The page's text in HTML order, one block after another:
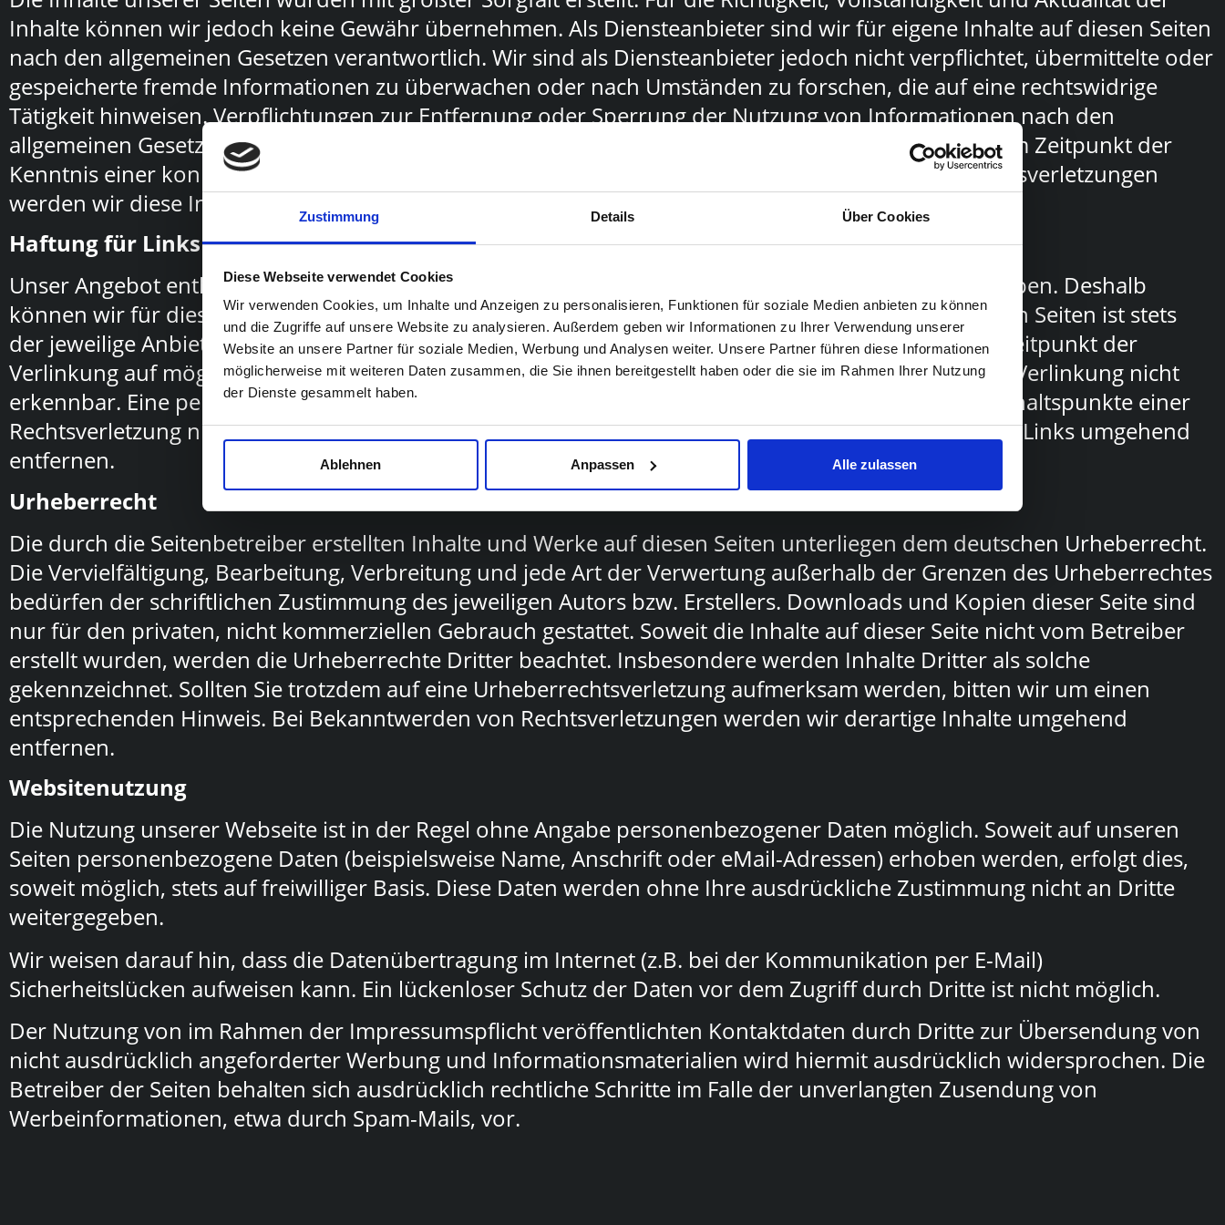
Zustimmung Details Über Cookies
Diese Webseite verwendet Cookies
Wir verwenden Cookies, um Inhalte und Anzeigen zu personalisieren, Funktionen für soziale Medien anbieten zu können
und die Zugriffe auf unsere Website zu analysieren. Außerdem geben wir Informationen zu Ihrer Verwendung unserer
Website an unsere Partner für soziale Medien, Werbung und Analysen weiter. Unsere Partner führen diese Informationen
möglicherweise mit weiteren Daten zusammen, die Sie ihnen bereitgestellt haben oder die sie im Rahmen Ihrer Nutzung
der Dienste gesammelt haben.
Ablehnen Anpassen Alle zulassen
Presswerk
Barrierefreiheit & Untertitelung
Postproduktion
Film Scan, Digitalisierung & Restaurierung
Encoding, Authoring
Grading
Recording
Über uns
Aktuelles Kontakt Karriere
Inhalte können wir jedoch keine Gewähr übernehmen. Als Diensteanbieter sind wir für eigene Inhalte auf diesen Seiten
nach den allgemeinen Gesetzen verantwortlich. Wir sind als Diensteanbieter jedoch nicht verpflichtet, übermittelte oder
gespeicherte fremde Informationen zu überwachen oder nach Umständen zu forschen, die auf eine rechtswidrige
Tätigkeit hinweisen. Verpflichtungen zur Entfernung oder Sperrung der Nutzung von Informationen nach den
allgemeinen Gesetzen bleiben hiervon unberührt. Eine diesbezügliche Haftung ist jedoch erst ab dem Zeitpunkt der
Kenntnis einer konkreten Rechtsverletzung möglich. Bei Bekanntwerden von entsprechenden Rechtsverletzungen
werden wir diese Inhalte umgehend entfernen.
Haftung für Links
Unser Angebot enthält Links zu externen Webseiten Dritter, auf deren Inhalte wir keinen Einfluss haben. Deshalb
können wir für diese fremden Inhalte auch keine Gewähr übernehmen. Für die Inhalte der verlinkten Seiten ist stets
der jeweilige Anbieter oder Betreiber der Seiten verantwortlich. Die verlinkten Seiten wurden zum Zeitpunkt der
Verlinkung auf mögliche Rechtsverstöße überprüft. Rechtswidrige Inhalte waren zum Zeitpunkt der Verlinkung nicht
erkennbar. Eine permanente inhaltliche Kontrolle der verlinkten Seiten ist jedoch ohne konkrete Anhaltspunkte einer
Rechtsverletzung nicht zumutbar. Bei Bekanntwerden von Rechtsverletzungen werden wir derartige Links umgehend
entfernen.
Urheberrecht
Die durch die Seitenbetreiber erstellten Inhalte und Werke auf diesen Seiten unterliegen dem deutschen Urheberrecht.
Die Vervielfältigung, Bearbeitung, Verbreitung und jede Art der Verwertung außerhalb der Grenzen des Urheberrechtes
bedürfen der schriftlichen Zustimmung des jeweiligen Autors bzw. Erstellers. Downloads und Kopien dieser Seite sind
nur für den privaten, nicht kommerziellen Gebrauch gestattet. Soweit die Inhalte auf dieser Seite nicht vom Betreiber
erstellt wurden, werden die Urheberrechte Dritter beachtet. Insbesondere werden Inhalte Dritter als solche
gekennzeichnet. Sollten Sie trotzdem auf eine Urheberrechtsverletzung aufmerksam werden, bitten wir um einen
entsprechenden Hinweis. Bei Bekanntwerden von Rechtsverletzungen werden wir derartige Inhalte umgehend
entfernen.
Websitenutzung
Die Nutzung unserer Webseite ist in der Regel ohne Angabe personenbezogener Daten möglich. Soweit auf unseren
Seiten personenbezogene Daten (beispielsweise Name, Anschrift oder eMail-Adressen) erhoben werden, erfolgt dies,
soweit möglich, stets auf freiwilliger Basis. Diese Daten werden ohne Ihre ausdrückliche Zustimmung nicht an Dritte
weitergegeben.
Wir weisen darauf hin, dass die Datenübertragung im Internet (z.B. bei der Kommunikation per E-Mail)
Sicherheitslücken aufweisen kann. Ein lückenloser Schutz der Daten vor dem Zugriff durch Dritte ist nicht möglich.
Der Nutzung von im Rahmen der Impressumspflicht veröffentlichten Kontaktdaten durch Dritte zur Übersendung von
nicht ausdrücklich angeforderter Werbung und Informationsmaterialien wird hiermit ausdrücklich widersprochen. Die
Betreiber der Seiten behalten sich ausdrücklich rechtliche Schritte im Falle der unverlangten Zusendung von
Werbeinformationen, etwa durch Spam-Mails, vor.